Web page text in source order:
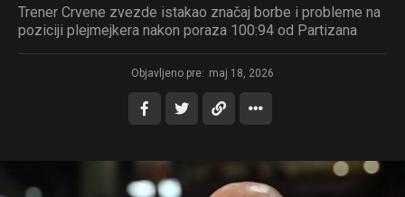
Trener Crvene zvezde istakao značaj borbe i probleme na
poziciji plejmejkera nakon poraza 100:94 od Partizana
Objavljeno pre: maj 18, 2026